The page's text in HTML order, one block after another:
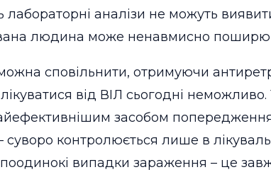
лабораторні аналізи не можуть
людина може ненавмисно
сповільнити, отримуючи
від ВІЛ сьогодні
засобом
контролюється лише в
випадки зараження – це